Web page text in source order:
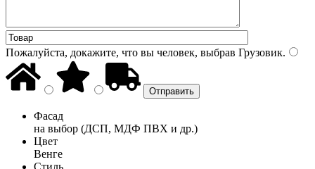
Пожалуйста, докажите, что вы человек, выбрав Грузовик.
Фасад
на выбор (ДСП, МДФ ПВХ и др.)
Цвет
Венге
Стиль